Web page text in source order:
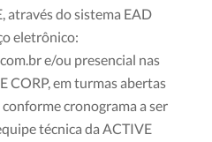
através do sistema EAD
eletrônico:
e/ou presencial nas
CORP, em turmas abertas
cronograma a ser
técnica da ACTIVE